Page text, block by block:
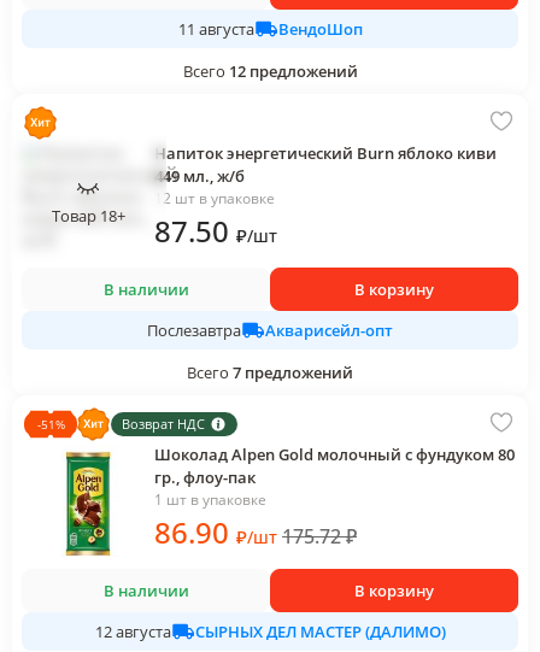
11 августа
ВендоШоп
Всего 12 предложений
Товар 18+
Напиток энергетический Burn яблоко киви
449 мл., ж/б
12 шт в упаковке
87.50 ₽/шт
В наличии
В корзину
Послезавтра
Акварисейл-опт
Всего 7 предложений
-51% Возврат НДС
Шоколад Alpen Gold молочный с фундуком 80
гр., флоу-пак
1 шт в упаковке
86.90 ₽/шт 175.72₽
В наличии
В корзину
12 августа
СЫРНЫХ ДЕЛ МАСТЕР (ДАЛИМО)